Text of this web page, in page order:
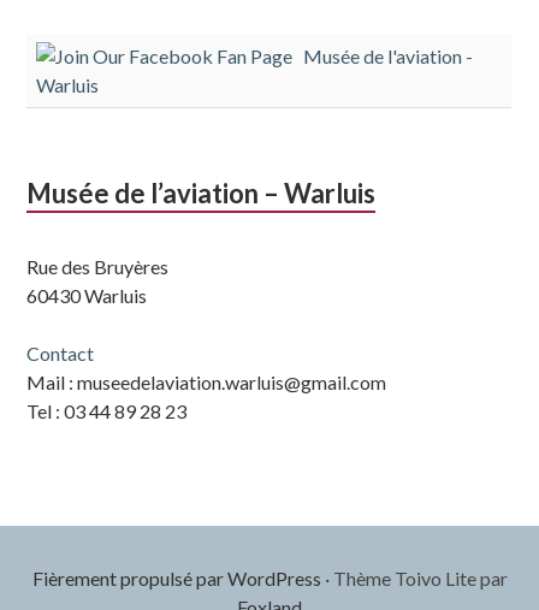
subsidiaire
Musée de l'aviation -
Warluis
Musée de l’aviation – Warluis
Rue des Bruyères
60430 Warluis
Contact
Mail : museedelaviation.warluis@gmail.com
Tel : 03 44 89 28 23
Fièrement propulsé par WordPress ·Thème Toivo Lite par